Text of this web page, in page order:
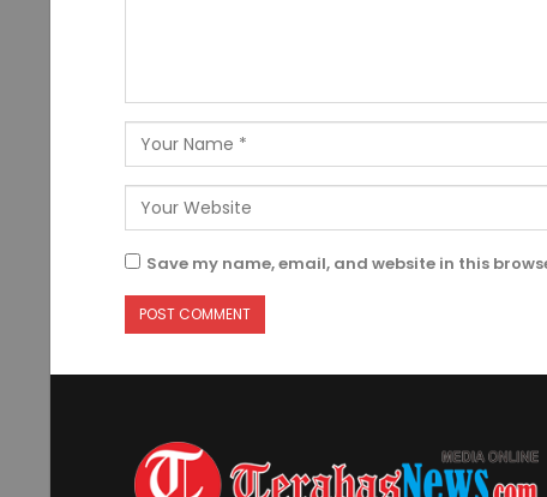
Save my name, email, and website in this